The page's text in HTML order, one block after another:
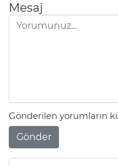
Mesaj
Gönderilen yorumların
Gönder